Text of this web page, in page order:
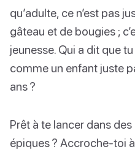
qu’adulte, ce n’est pas
gâteau et de bougies ;
jeunesse. Qui a dit que
comme un enfant juste
ans ?
Prêt à te lancer dans
épiques ? Accroche-toi